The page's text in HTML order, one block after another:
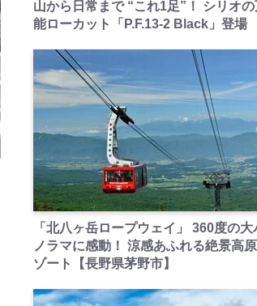
山から日常まで “これ1足”！ シリオの
能ローカット「P.F.13-2 Black」登場
「北八ヶ岳ロープウェイ」 360度の大
ノラマに感動！ 涼感あふれる絶景高
ゾート【長野県茅野市】